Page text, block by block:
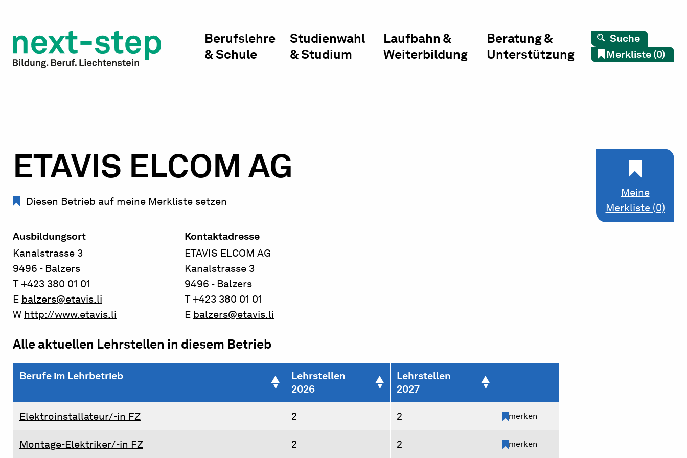
Laufbahn & Weiterbildung
Beratung & Unterstützung
Berufslehre
& Schule
Studienwahl
& Studium
Laufbahn &
Weiterbildung
Beratung &
Unterstützung
Suche
Merkliste (0)
ETAVIS ELCOM AG
Diesen Betrieb auf meine Merkliste setzen
Ausbildungsort
Kanalstrasse 3
9496 - Balzers
T +423 380 01 01
E balzers@etavis.li
W http://www.etavis.li
Kontaktadresse
ETAVIS ELCOM AG
Kanalstrasse 3
9496 - Balzers
T +423 380 01 01
E balzers@etavis.li
Meine
Merkliste (0)
Alle aktuellen Lehrstellen in diesem Betrieb
Berufe im Lehrbetrieb
Lehrstellen
2026
Lehrstellen
2027
Elektroinstallateur/-in FZ 2 2 merken
Montage-Elektriker/-in FZ 2 2 merken